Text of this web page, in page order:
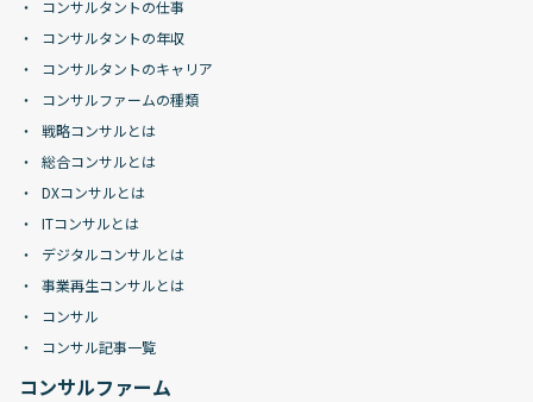
コンサルタントの仕事
コンサルタントの年収
コンサルタントのキャリア
コンサルファームの種類
戦略コンサルとは
総合コンサルとは
DXコンサルとは
ITコンサルとは
デジタルコンサルとは
事業再生コンサルとは
コンサル
コンサル記事一覧
コンサルファーム